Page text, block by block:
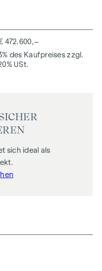
472.600,–
des Kaufpreises zzgl.
USt.
sich ideal als